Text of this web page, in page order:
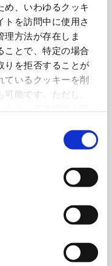
め、いわゆるクッキ
トを訪問中に使用さ
理方法が存在しま
ことで、特定の場合
りを拒否することが
ているクッキーを削
能です。ただし、
クッキーが受け入
機能が制限される場
ン」。起毛紙でできている